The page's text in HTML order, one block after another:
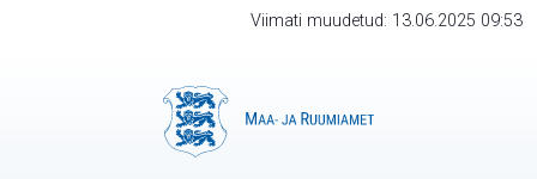
Viimati muudetud: 13.06.2025 09:53